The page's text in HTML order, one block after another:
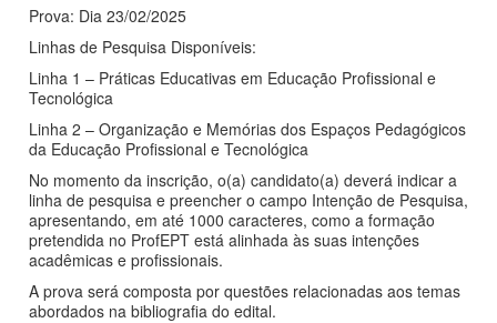
Prova: Dia 23/02/2025
Linhas de Pesquisa Disponíveis:
Linha 1 – Práticas Educativas em Educação Profissional e
Tecnológica
Linha 2 – Organização e Memórias dos Espaços Pedagógicos
da Educação Profissional e Tecnológica
No momento da inscrição, o(a) candidato(a) deverá indicar a
linha de pesquisa e preencher o campo Intenção de Pesquisa,
apresentando, em até 1000 caracteres, como a formação
pretendida no ProfEPT está alinhada às suas intenções
acadêmicas e profissionais.
A prova será composta por questões relacionadas aos temas
abordados na bibliografia do edital.